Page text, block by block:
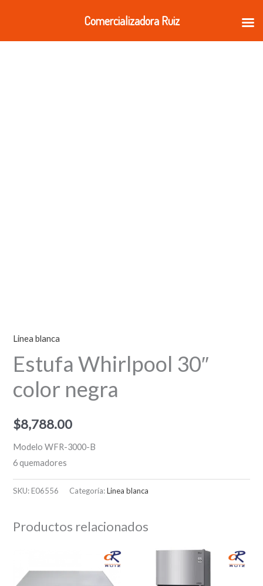
contenido
Linea blanca
Estufa Whirlpool 30″
color negra
$8,788.00
Modelo WFR-3000-B
6 quemadores
SKU:E06556 Categoría:Linea blanca
Productos relacionados
Comercializadora Ruiz